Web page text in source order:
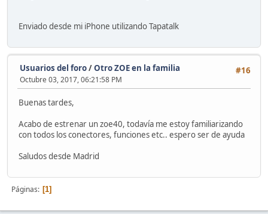
Enviado desde mi iPhone utilizando Tapatalk
#16
Usuarios del foro/Otro ZOE en la familia
Octubre 03, 2017, 06:21:58 PM
Buenas tardes,
Acabo de estrenar un zoe40, todavía me estoy familiarizando
con todos los conectores, funciones etc.. espero ser de ayuda
Saludos desde Madrid
Páginas 1